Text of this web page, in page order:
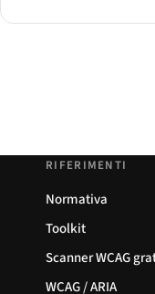
RIFERIMENTI
Normativa
Toolkit
Scanner WCAG
WCAG / ARIA